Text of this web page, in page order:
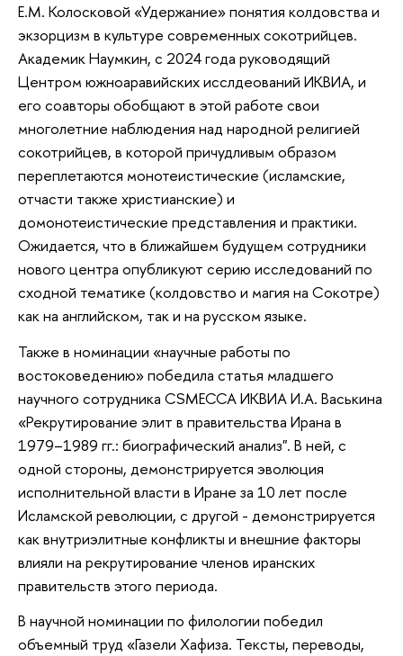
Е.М. Колосковой «Удержание» понятия колдовства и
экзорцизм в культуре современных сокотрийцев.
Академик Наумкин, с 2024 года руководящий
Центром южноаравийских исслдеований ИКВИА, и
его соавторы обобщают в этой работе свои
многолетние наблюдения над народной религией
сокотрийцев, в которой причудливым образом
переплетаются монотеистические (исламские,
отчасти также христианские) и
домонотеистические представления и практики.
Ожидается, что в ближайшем будущем сотрудники
нового центра опубликуют серию исследований по
сходной тематике (колдовство и магия на Сокотре)
как на английском, так и на русском языке.
Также в номинации «научные работы по
востоковедению» победила статья младшего
научного сотрудника CSMECCA ИКВИА И.А. Васькина
«Рекрутирование элит в правительства Ирана в
1979–1989 гг.: биографический анализ". В ней, с
одной стороны, демонстрируется эволюция
исполнительной власти в Иране за 10 лет после
Исламской революции, с другой - демонстрируется
как внутриэлитные конфликты и внешние факторы
влияли на рекрутирование членов иранских
правительств этого периода.
В научной номинации по филологии победил
объемный труд «Газели Хафиза. Тексты, переводы,